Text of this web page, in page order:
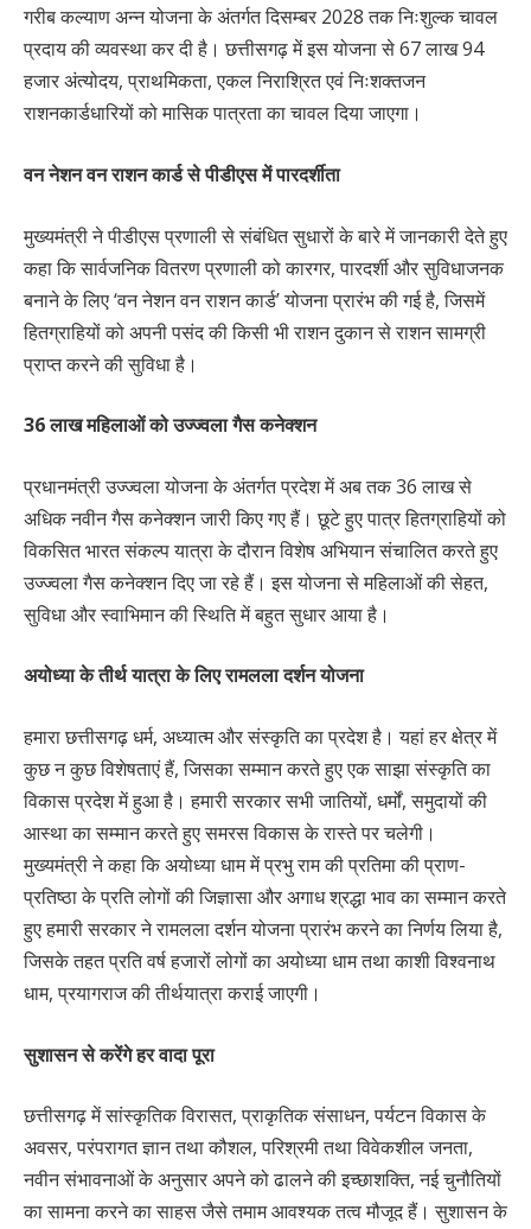
गरीब कल्याण अन्न योजना के अंतर्गत दिसम्बर 2028 तक निःशुल्क चावल
प्रदाय की व्यवस्था कर दी है। छत्तीसगढ़ में इस योजना से 67 लाख 94
हजार अंत्योदय, प्राथमिकता, एकल निराश्रित एवं निःशक्तजन
राशनकार्डधारियों को मासिक पात्रता का चावल दिया जाएगा।
वन नेशन वन राशन कार्ड से पीडीएस में पारदर्शीता
मुख्यमंत्री ने पीडीएस प्रणाली से संबंधित सुधारों के बारे में जानकारी देते हुए
कहा कि सार्वजनिक वितरण प्रणाली को कारगर, पारदर्शी और सुविधाजनक
बनाने के लिए ‘वन नेशन वन राशन कार्ड’ योजना प्रारंभ की गई है, जिसमें
हितग्राहियों को अपनी पसंद की किसी भी राशन दुकान से राशन सामग्री
प्राप्त करने की सुविधा है।
36 लाख महिलाओं को उज्ज्वला गैस कनेक्शन
प्रधानमंत्री उज्ज्वला योजना के अंतर्गत प्रदेश में अब तक 36 लाख से
अधिक नवीन गैस कनेक्शन जारी किए गए हैं। छूटे हुए पात्र हितग्राहियों को
विकसित भारत संकल्प यात्रा के दौरान विशेष अभियान संचालित करते हुए
उज्ज्वला गैस कनेक्शन दिए जा रहे हैं। इस योजना से महिलाओं की सेहत,
सुविधा और स्वाभिमान की स्थिति में बहुत सुधार आया है।
अयोध्या के तीर्थ यात्रा के लिए रामलला दर्शन योजना
हमारा छत्तीसगढ़ धर्म, अध्यात्म और संस्कृति का प्रदेश है। यहां हर क्षेत्र में
कुछ न कुछ विशेषताएं हैं, जिसका सम्मान करते हुए एक साझा संस्कृति का
विकास प्रदेश में हुआ है। हमारी सरकार सभी जातियों, धर्मों, समुदायों की
आस्था का सम्मान करते हुए समरस विकास के रास्ते पर चलेगी।
मुख्यमंत्री ने कहा कि अयोध्या धाम में प्रभु राम की प्रतिमा की प्राण-
प्रतिष्ठा के प्रति लोगों की जिज्ञासा और अगाध श्रद्धा भाव का सम्मान करते
हुए हमारी सरकार ने रामलला दर्शन योजना प्रारंभ करने का निर्णय लिया है,
जिसके तहत प्रति वर्ष हजारों लोगों का अयोध्या धाम तथा काशी विश्वनाथ
धाम, प्रयागराज की तीर्थयात्रा कराई जाएगी।
सुशासन से करेंगे हर वादा पूरा
छत्तीसगढ़ में सांस्कृतिक विरासत, प्राकृतिक संसाधन, पर्यटन विकास के
अवसर, परंपरागत ज्ञान तथा कौशल, परिश्रमी तथा विवेकशील जनता,
नवीन संभावनाओं के अनुसार अपने को ढालने की इच्छाशक्ति, नई चुनौतियों
का सामना करने का साहस जैसे तमाम आवश्यक तत्व मौजूद हैं। सुशासन के